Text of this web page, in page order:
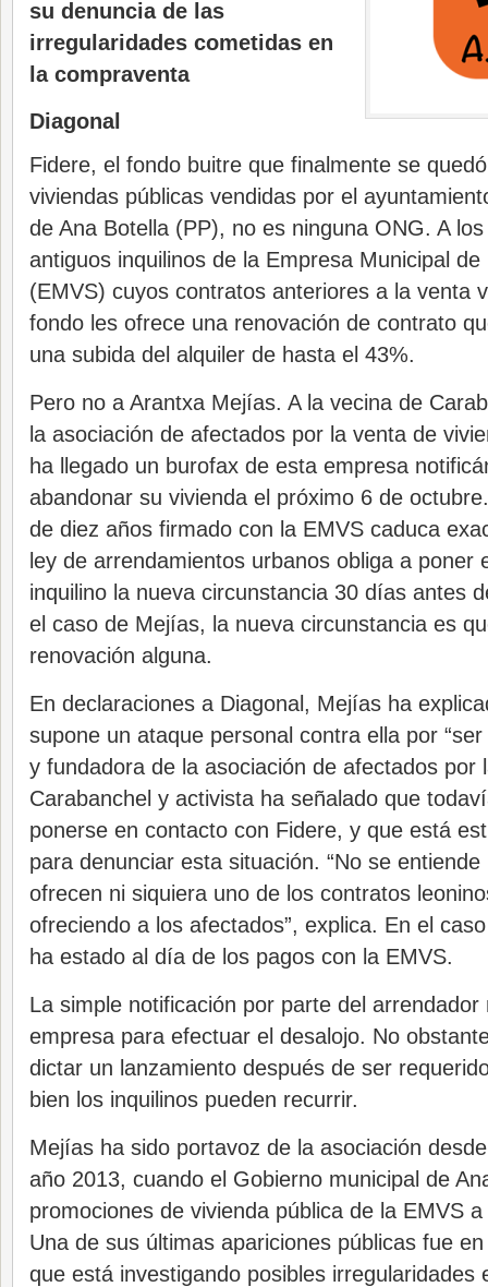
su denuncia de las
irregularidades cometidas en
la compraventa
Diagonal
Fidere, el fondo buitre que finalmente se
viviendas públicas vendidas por el
de Ana Botella (PP), no es ninguna ONG. A
antiguos inquilinos de la Empresa Municipal
(EMVS) cuyos contratos anteriores a la venta
fondo les ofrece una renovación de contrato
una subida del alquiler de hasta el 43%.
Pero no a Arantxa Mejías. A la vecina de
la asociación de afectados por la venta de
ha llegado un burofax de esta empresa
abandonar su vivienda el próximo 6 de
de diez años firmado con la EMVS caduca
ley de arrendamientos urbanos obliga a poner
inquilino la nueva circunstancia 30 días antes
el caso de Mejías, la nueva circunstancia es
renovación alguna.
En declaraciones a Diagonal, Mejías ha
supone un ataque personal contra ella por
y fundadora de la asociación de afectados por
Carabanchel y activista ha señalado que
ponerse en contacto con Fidere, y que está
para denunciar esta situación. “No se
ofrecen ni siquiera uno de los contratos
ofreciendo a los afectados”, explica. En el
ha estado al día de los pagos con la EMVS.
La simple notificación por parte del arrendador
empresa para efectuar el desalojo. No
dictar un lanzamiento después de ser
bien los inquilinos pueden recurrir.
Mejías ha sido portavoz de la asociación
año 2013, cuando el Gobierno municipal de
promociones de vivienda pública de la EMVS
Una de sus últimas apariciones públicas fue
que está investigando posibles irregularidades